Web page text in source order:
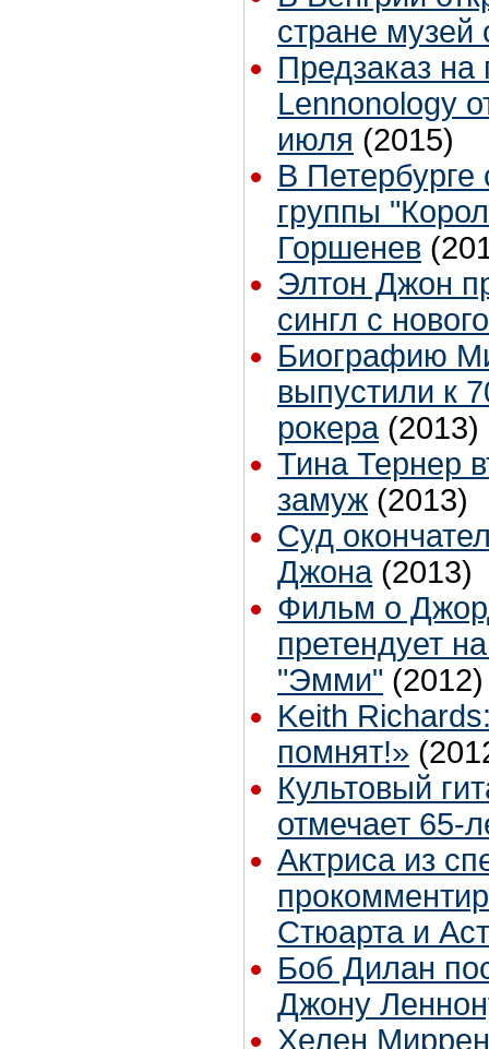
стране музей
Предзаказ
Lennonology
июля (2015)
В Петербурге
группы
Горшенев
Элтон Джон
сингл с
Биографию
выпустили к
рокера (2013)
Тина Тернер
замуж (2013)
Суд
Джона (2013)
Фильм о
претендует
"Эмми" (2012)
Keith
помнят!»
Культовый
отмечает 65-
Актриса из
Стюарта и
Боб Дилан
Джону
Хелен